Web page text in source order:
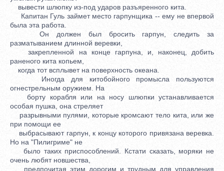
вывести шлюпку из-под ударов разъяренного кита.
Капитан Гуль займет место гарпунщика -- ему не впервой
была эта работа.
Он должен был бросить гарпун, следить за
разматыванием длинной веревки,
закрепленной на конце гарпуна, и, наконец, добить
раненого кита копьем,
когда тот всплывет на поверхность океана.
Иногда для китобойного промысла пользуются
огнестрельным оружием. На
борту корабля или на носу шлюпки устанавливается
особая пушка, она стреляет
разрывными пулями, которые кромсают тело кита, или же
при помощи ее
выбрасывают гарпун, к концу которого привязана веревка.
Но на "Пилигриме" не
было таких приспособлений. Кстати сказать, моряки не
очень любят новшества,
предпочитая этим дорогим и трудным для управления